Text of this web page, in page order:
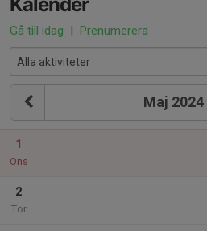
Gå till idag | Prenumerera
Maj 2024
1
Ons
2
Tor